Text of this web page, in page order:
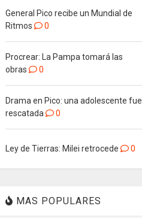
General Pico recibe un Mundial de
Ritmos
0
Procrear: La Pampa tomará las
obras
0
Drama en Pico: una adolescente fue
rescatada
0
Ley de Tierras: Milei retrocede 0
MAS POPULARES
1